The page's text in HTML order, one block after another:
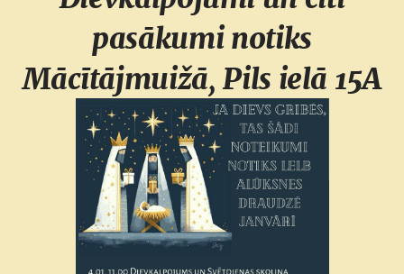
pasākumi notiks
Mācītājmuižā, Pils ielā 15A